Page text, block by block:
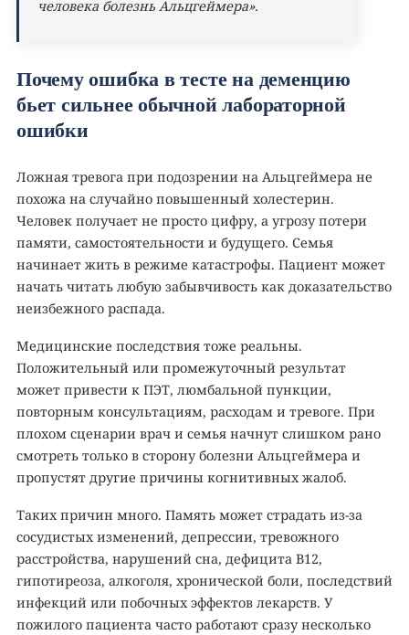
человека болезнь Альцгеймера».
Почему ошибка в тесте на деменцию
бьет сильнее обычной лабораторной
ошибки
Ложная тревога при подозрении на Альцгеймера не
похожа на случайно повышенный холестерин.
Человек получает не просто цифру, а угрозу потери
памяти, самостоятельности и будущего. Семья
начинает жить в режиме катастрофы. Пациент может
начать читать любую забывчивость как доказательство
неизбежного распада.
Медицинские последствия тоже реальны.
Положительный или промежуточный результат
может привести к ПЭТ, люмбальной пункции,
повторным консультациям, расходам и тревоге. При
плохом сценарии врач и семья начнут слишком рано
смотреть только в сторону болезни Альцгеймера и
пропустят другие причины когнитивных жалоб.
Таких причин много. Память может страдать из-за
сосудистых изменений, депрессии, тревожного
расстройства, нарушений сна, дефицита B12,
гипотиреоза, алкоголя, хронической боли, последствий
инфекций или побочных эффектов лекарств. У
пожилого пациента часто работают сразу несколько